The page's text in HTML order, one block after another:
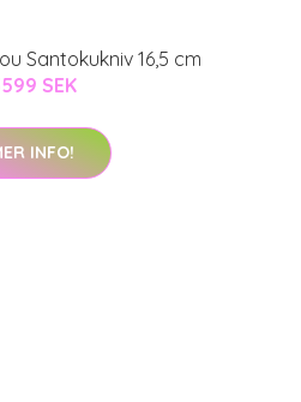
Santokukniv 16,5 cm
SEK
INFO!